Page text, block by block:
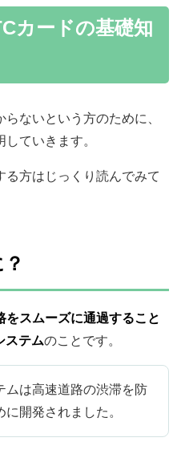
カードの基礎知
ないという方のために、
ていきます。
方はじっくり読んでみて
をスムーズに通過すること
ステムのことです。
ムは高速道路の渋滞を防
に開発されました。